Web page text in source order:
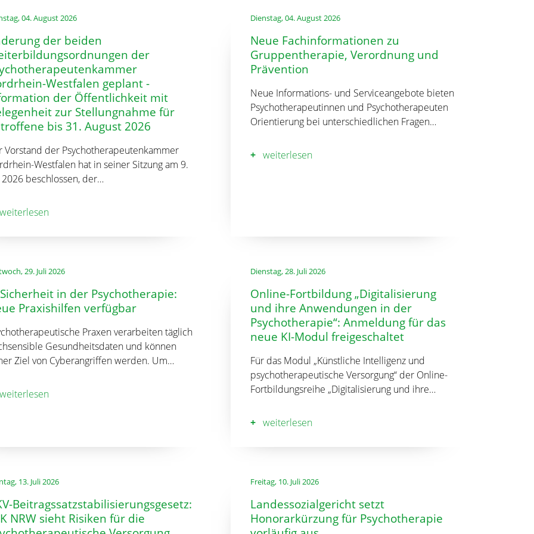
04. August 2026
der beiden
der
Westfalen geplant -
der Öffentlichkeit mit
zur Stellungnahme für
bis 31. August 2026
Vorstand der Psychotherapeutenkammer
Westfalen hat in seiner Sitzung am 9.
2026 beschlossen, der…
Dienstag, 04. August 2026
Neue Fachinformationen zu
Gruppentherapie, Verordnung und
Prävention
Neue Informations- und Serviceangebote bieten
Psychotherapeutinnen und Psychotherapeuten
Orientierung bei unterschiedlichen Fragen…
weiterlesen
29. Juli 2026
in der Psychotherapie:
Praxishilfen verfügbar
Praxen verarbeiten täglich
Gesundheitsdaten und können
Ziel von Cyberangriffen werden. Um…
Dienstag, 28. Juli 2026
Online-Fortbildung „Digitalisierung
und ihre Anwendungen in der
Psychotherapie“: Anmeldung für das
neue KI-Modul freigeschaltet
Für das Modul „Künstliche Intelligenz und
psychotherapeutische Versorgung“ der Online-
Fortbildungsreihe „Digitalisierung und ihre…
weiterlesen
13. Juli 2026
Beitragssatzstabilisierungsgesetz:
NRW sieht Risiken für die
Freitag, 10. Juli 2026
Landessozialgericht setzt
Honorarkürzung für Psychotherapie